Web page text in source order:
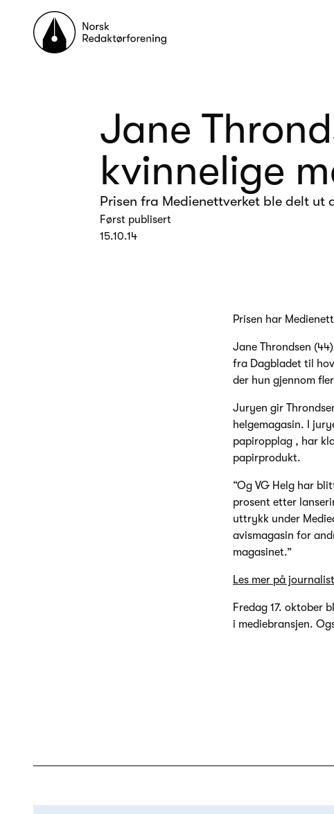
Til forsiden
Jane
kvinnelige
Prisen fra Medienettverket ble delt ut
Først publisert
15.10.14
Prisen har
Jane Throndsen
fra Dagbladet til
der hun gjennom
Juryen gir
helgemagasin. I
papiropplag , har
papirprodukt.
“Og VG Helg har
prosent etter
uttrykk under
avismagasin for
magasinet.”
Les mer på
Fredag 17. oktober
i mediebransjen.